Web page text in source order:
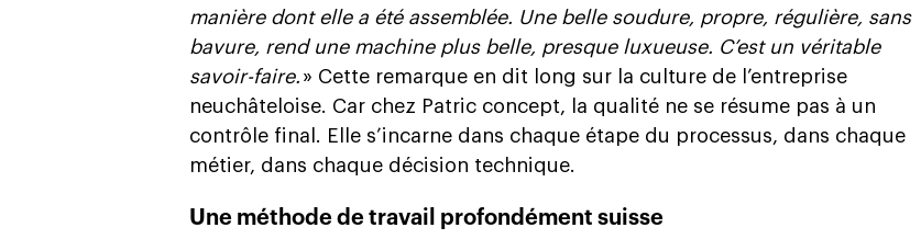
manière dont elle a été assemblée. Une belle soudure, propre, régulière, sans
bavure, rend une machine plus belle, presque luxueuse. C’est un véritable
savoir-faire. » Cette remarque en dit long sur la culture de l’entreprise
neuchâteloise. Car chez Patric concept, la qualité ne se résume pas à un
contrôle final. Elle s’incarne dans chaque étape du processus, dans chaque
métier, dans chaque décision technique.
Une méthode de travail profondément suisse